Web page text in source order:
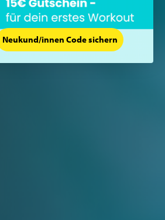
Neukund/innen Code sichern